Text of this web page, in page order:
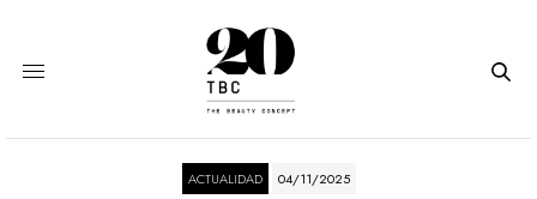
ACTUALIDAD 04/11/2025